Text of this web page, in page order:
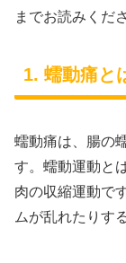
までお読みくだ
1. 蠕動痛と
蠕動痛は、腸の
す。蠕動運動と
肉の収縮運動で
ムが乱れたりす